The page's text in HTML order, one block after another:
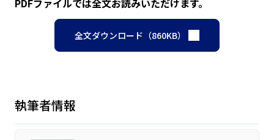
PDFファイルでは全文お読みいただけます。
全文ダウンロード（860KB）
執筆者情報